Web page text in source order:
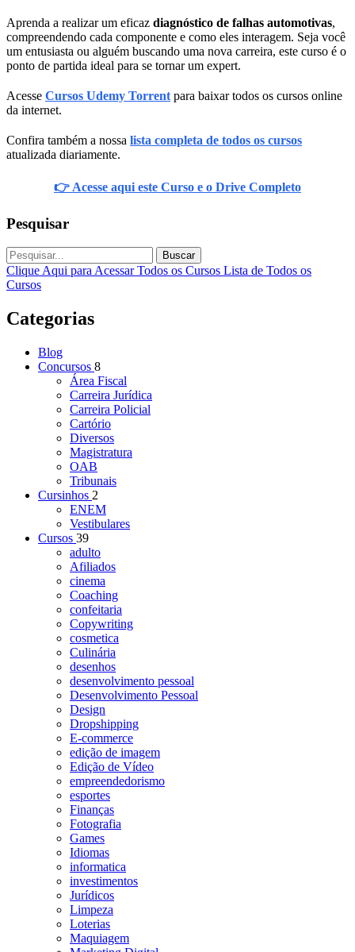
Aprenda a realizar um eficaz diagnóstico de falhas automotivas,
compreendendo cada componente e como eles interagem. Seja você
um entusiasta ou alguém buscando uma nova carreira, este curso é o
ponto de partida ideal para se tornar um expert.
Acesse Cursos Udemy Torrent para baixar todos os cursos online
da internet.
Confira também a nossa lista completa de todos os cursos
atualizada diariamente.
👉 Acesse aqui este Curso e o Drive Completo
Pesquisar
Buscar
Clique Aqui para Acessar Todos os Cursos Lista de Todos os
Cursos
Categorias
Blog
Concursos 8
Área Fiscal
Carreira Jurídica
Carreira Policial
Cartório
Diversos
Magistratura
OAB
Tribunais
Cursinhos 2
ENEM
Vestibulares
Cursos 39
adulto
Afiliados
cinema
Coaching
confeitaria
Copywriting
cosmetica
Culinária
desenhos
desenvolvimento pessoal
Desenvolvimento Pessoal
Design
Dropshipping
E-commerce
edição de imagem
Edição de Vídeo
empreendedorismo
esportes
Finanças
Fotografia
Games
Idiomas
informatica
investimentos
Jurídicos
Limpeza
Loterias
Maquiagem